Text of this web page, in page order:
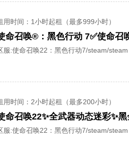
用时间 ：1小时起租（最多999小时）
服:使命召唤22：黑色行动7/steam/steam
用时间 ：2小时起租（最多200小时）
命召唤22✨全武器动态迷彩✨
服:使命召唤22：黑色行动7/steam/steam